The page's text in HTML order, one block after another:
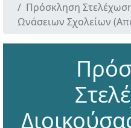
Πρόσκληση
Ωνάσειων Σχολείων